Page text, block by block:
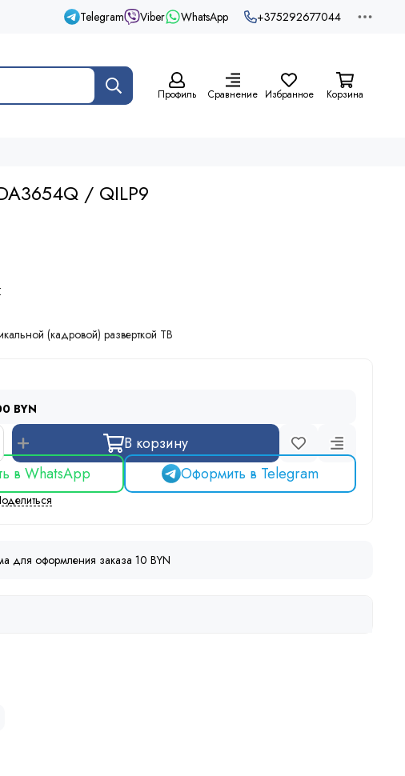
Telegram Viber WhatsApp +375292677044
Профиль Сравнение Избранное Корзина
/ QILP9
(кадровой) разверткой ТВ
BYN
В корзину
в WhatsApp
Оформить в Telegram
для оформления заказа 10 BYN